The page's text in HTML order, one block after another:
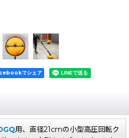
でシェア
用、直径21cmの小型高圧回転ク